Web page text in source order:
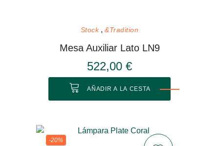
Stock &Tradition
Mesa Auxiliar Lato LN9
522,00 €
AÑADIR A LA CESTA
-20%